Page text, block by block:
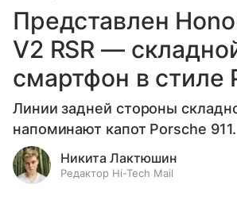
Представлен
V2 RSR —
смартфон в стиле
Линии задней стороны
напоминают капот Porsche 911.
Никита Лактюшин
Редактор Hi-Tech Mail